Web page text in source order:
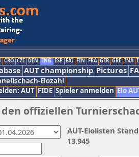
CRO CZE DEN ENG ESP FAI FIN FRA GER GRE INA
AUT championship Pictures
Elozahl
AUT FIDE Spieler anmelden Elo
offiziellen
AUT-Elolisten
13.945